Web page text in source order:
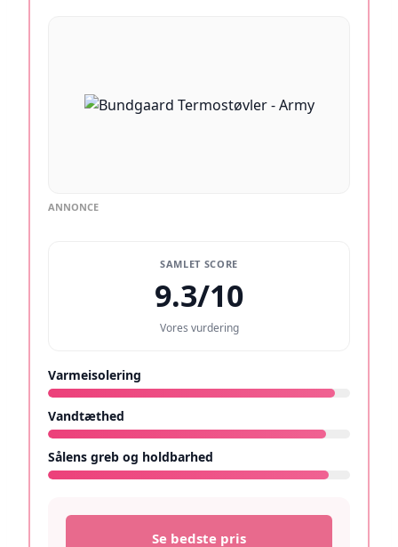
ANNONCE
SAMLET SCORE
9.3/10
Vores vurdering
Varmeisolering
Vandtæthed
Sålens greb og holdbarhed
Se bedste pris